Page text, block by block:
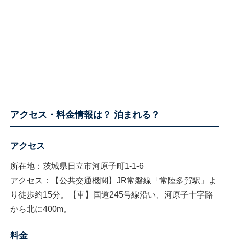
アクセス・料金情報は？ 泊まれる？
アクセス
所在地：茨城県日立市河原子町1-1-6
アクセス：【公共交通機関】JR常磐線「常陸多賀駅」よ
り徒歩約15分。【車】国道245号線沿い、河原子十字路
から北に400m。
料金